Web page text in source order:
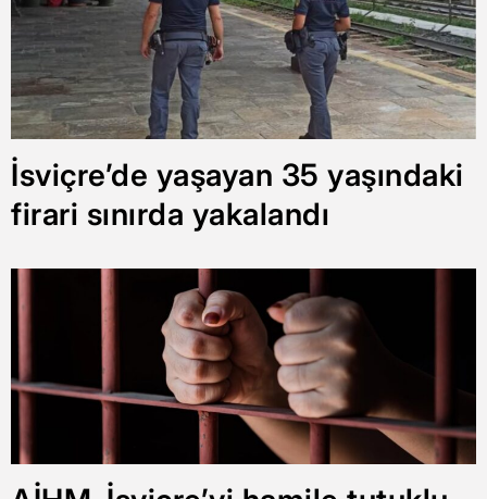
İsviçre’de yaşayan 35 yaşındaki
firari sınırda yakalandı